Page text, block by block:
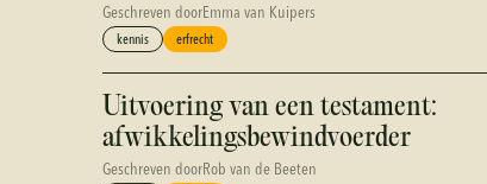
Geschreven doorEmma van Kuipers
kennis erfrecht
Uitvoering van een testament:
afwikkelingsbewindvoerder
Geschreven doorRob van de Beeten